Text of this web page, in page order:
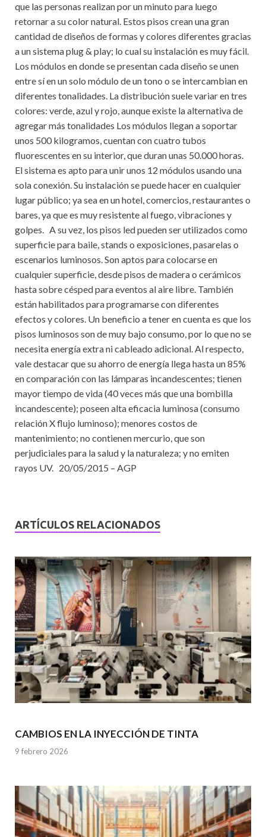
que las personas realizan por un minuto para luego
retornar a su color natural. Estos pisos crean una gran
cantidad de diseños de formas y colores diferentes gracias
a un sistema plug & play; lo cual su instalación es muy fácil.
Los módulos en donde se presentan cada diseño se unen
entre sí en un solo módulo de un tono o se intercambian en
diferentes tonalidades. La distribución suele variar en tres
colores: verde, azul y rojo, aunque existe la alternativa de
agregar más tonalidades Los módulos llegan a soportar
unos 500 kilogramos, cuentan con cuatro tubos
fluorescentes en su interior, que duran unas 50.000 horas.
El sistema es apto para unir unos 12 módulos usando una
sola conexión. Su instalación se puede hacer en cualquier
lugar público; ya sea en un hotel, comercios, restaurantes o
bares, ya que es muy resistente al fuego, vibraciones y
golpes. A su vez, los pisos led pueden ser utilizados como
superficie para baile, stands o exposiciones, pasarelas o
escenarios luminosos. Son aptos para colocarse en
cualquier superficie, desde pisos de madera o cerámicos
hasta sobre césped para eventos al aire libre. También
están habilitados para programarse con diferentes
efectos y colores. Un beneficio a tener en cuenta es que los
pisos luminosos son de muy bajo consumo, por lo que no se
necesita energía extra ni cableado adicional. Al respecto,
vale destacar que su ahorro de energía llega hasta un 85%
en comparación con las lámparas incandescentes; tienen
mayor tiempo de vida (40 veces más que una bombilla
incandescente); poseen alta eficacia luminosa (consumo
relación X flujo luminoso); menores costos de
mantenimiento; no contienen mercurio, que son
perjudiciales para la salud y la naturaleza; y no emiten
rayos UV. 20/05/2015 – AGP
ARTÍCULOS RELACIONADOS
CAMBIOS EN LA INYECCIÓN DE TINTA
9 febrero 2026